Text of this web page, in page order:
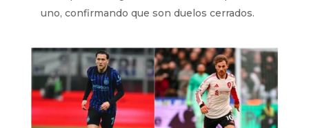
uno, confirmando que son duelos cerrados.